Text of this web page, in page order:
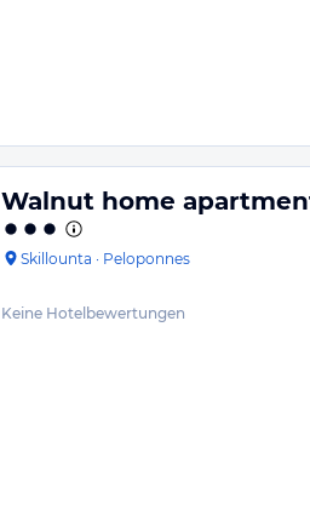
Walnut home
Skillounta · Peloponnes
Keine Hotelbewertungen